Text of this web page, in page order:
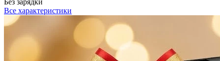
Все характеристики